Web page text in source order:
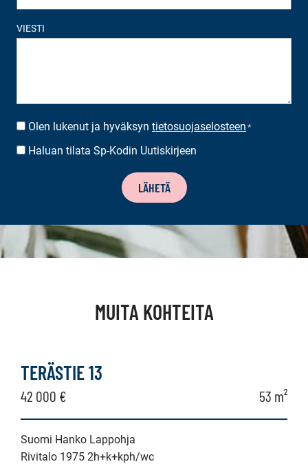
VIESTI
SUOSTUMUS*
Olen lukenut ja hyväksyn tietosuojaselosteen *
UUTISKIRJEEN
Haluan tilata Sp-Kodin Uutiskirjeen
LÄHETÄ
MUITA KOHTEITA
TERÄSTIE 13
42 000 € 53 m²
Suomi Hanko Lappohja
Rivitalo 1975 2h+k+kph/wc